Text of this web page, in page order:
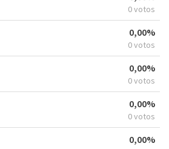
0 votos
0,00%
0 votos
0,00%
0 votos
0,00%
0 votos
0,00%